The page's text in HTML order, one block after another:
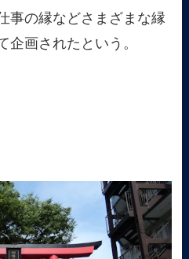
事の縁などさまざまな縁
企画されたという。